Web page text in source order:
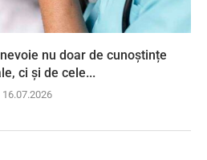
nu doar de cunoștințe
ci și de cele...
16.07.2026